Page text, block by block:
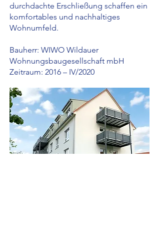
durchdachte Erschließung schaffen ein
komfortables und nachhaltiges
Wohnumfeld.
Bauherr: WIWO Wildauer
Wohnungsbaugesellschaft mbH
Zeitraum: 2016 – IV/2020